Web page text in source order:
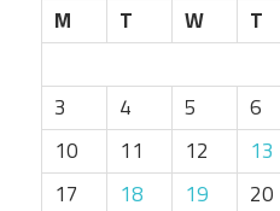
M
T W T
3
4 5 6
10
11 12 13
17
18 19 20